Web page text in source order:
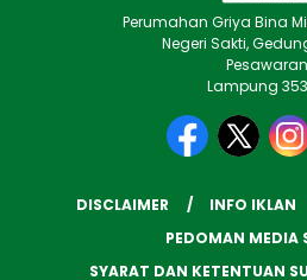
Perumahan Griya Bina
Negeri Sakti,
Pesawaran
Lampung
DISCLAIMER INFO IKLAN
PEDOMAN MEDIA
SYARAT DAN KETENTUAN